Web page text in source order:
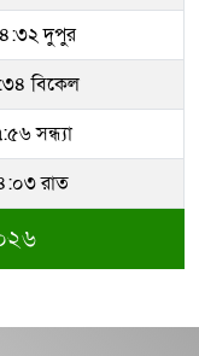
আগস্ট
উমেদার রানা
নকল নবিশ
শফিউল্লাহ
দুপুর
বিকেল
সন্ধ্যা
রাত